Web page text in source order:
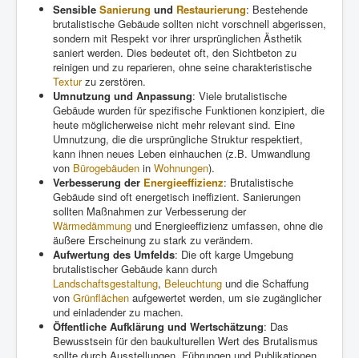
Sensible Sanierung und Restaurierung: Bestehende
brutalistische Gebäude sollten nicht vorschnell abgerissen,
sondern mit Respekt vor ihrer ursprünglichen Ästhetik
saniert werden. Dies bedeutet oft, den Sichtbeton zu
reinigen und zu reparieren, ohne seine charakteristische
Texturzu zerstören.
Umnutzung und Anpassung: Viele brutalistische
Gebäude wurden für spezifische Funktionen konzipiert, die
heute möglicherweise nicht mehr relevant sind. Eine
Umnutzung, die die ursprüngliche Struktur respektiert,
kann ihnen neues Leben einhauchen (z.B. Umwandlung
von Bürogebäuden in Wohnungen).
Verbesserung der Energieeffizienz: Brutalistische
Gebäude sind oft energetisch ineffizient. Sanierungen
sollten Maßnahmen zur Verbesserung der
Wärmedämmung und Energieeffizienz umfassen, ohne die
äußere Erscheinung zu stark zu verändern.
Aufwertung des Umfelds: Die oft karge Umgebung
brutalistischer Gebäude kann durch
Landschaftsgestaltung, Beleuchtung und die Schaffung
von Grünflächen aufgewertet werden, um sie zugänglicher
und einladender zu machen.
Öffentliche Aufklärung und Wertschätzung: Das
Bewusstsein für den baukulturellen Wert des Brutalismus
sollte durch Ausstellungen, Führungen und Publikationen